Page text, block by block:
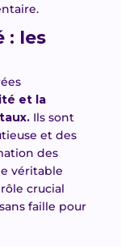
: les
et la
Ils sont
et des
des
véritable
crucial
faille pour